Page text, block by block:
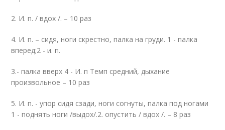
2. И. п. / вдох /. – 10 раз
4. И. п. – сидя, ноги скрестно, палка на груди. 1 - палка
вперед;2 - и. п.
3.- палка вверх 4 - И. п Темп средний, дыхание
произвольное – 10 раз
5. И. п. - упор сидя сзади, ноги согнуты, палка под ногами
1 - поднять ноги /выдох/.2. опустить / вдох /. – 8 раз